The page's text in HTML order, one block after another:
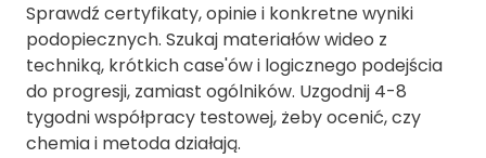
Sprawdź certyfikaty, opinie i konkretne wyniki
podopiecznych. Szukaj materiałów wideo z
techniką, krótkich case'ów i logicznego podejścia
do progresji, zamiast ogólników. Uzgodnij 4-8
tygodni współpracy testowej, żeby ocenić, czy
chemia i metoda działają.